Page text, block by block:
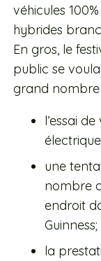
véhicules
hybrides
En gros, le
public se
grand nombre
l’essai
une
nombre
endroit
Guinness;
la